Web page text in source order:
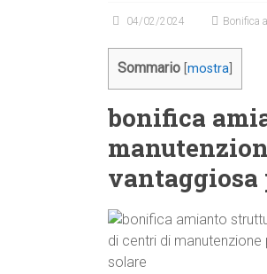
04/02/2024 Bonifica
Sommario mostra
bonifica
vantaggiosa